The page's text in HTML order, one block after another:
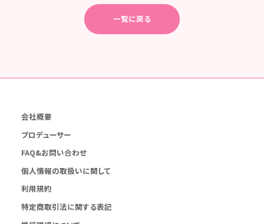
一覧に戻る
会社概要
プロデューサー
FAQ&お問い合わせ
個人情報の取扱いに関して
利用規約
特定商取引法に関する表記